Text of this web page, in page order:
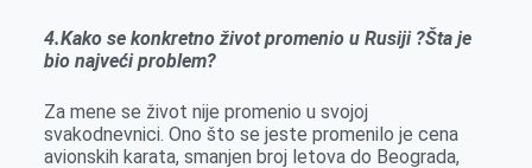
4.Kako se konkretno život promenio u Rusiji ?Šta je
bio najveći problem?
Za mene se život nije promenio u svojoj
svakodnevnici. Ono što se jeste promenilo je cena
avionskih karata, smanjen broj letova do Beograda,